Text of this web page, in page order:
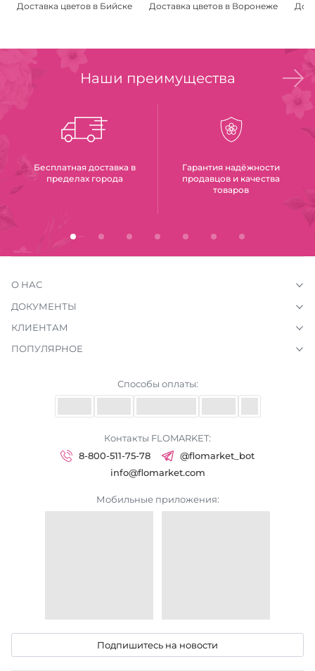
Доставка цветов в Бийске Доставка цветов в Воронеже
Наши преимущества
Бесплатная доставка в
пределах города
Гарантия надёжности
продавцов и качества
товаров
О НАС
ДОКУМЕНТЫ
КЛИЕНТАМ
ПОПУЛЯРНОЕ
Способы оплаты:
Контакты FLOMARKET:
8-800-511-75-78
@flomarket_bot
info@flomarket.com
Мобильные приложения:
Подпишитесь на новости